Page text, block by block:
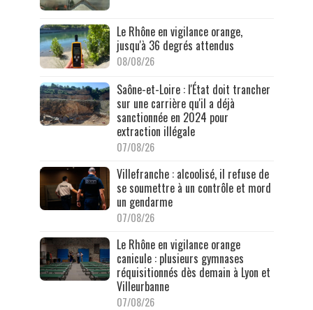
Le Rhône en vigilance orange,
jusqu'à 36 degrés attendus
08/08/26
Saône-et-Loire : l'État doit trancher
sur une carrière qu'il a déjà
sanctionnée en 2024 pour
extraction illégale
07/08/26
Villefranche : alcoolisé, il refuse de
se soumettre à un contrôle et mord
un gendarme
07/08/26
Le Rhône en vigilance orange
canicule : plusieurs gymnases
réquisitionnés dès demain à Lyon et
Villeurbanne
07/08/26